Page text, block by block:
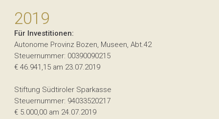
2019
Für Investitionen:
Autonome Provinz Bozen, Museen, Abt.42
Steuernummer: 00390090215
€ 46.941,15 am 23.07.2019
Stiftung Südtiroler Sparkasse
Steuernummer: 94033520217
€ 5.000,00 am 24.07.2019